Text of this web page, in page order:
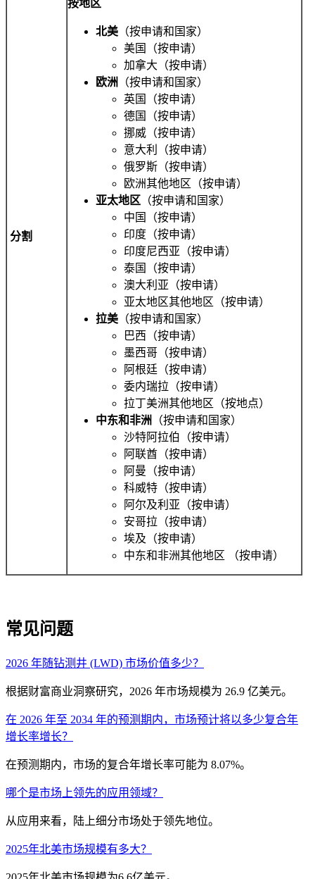
分割
按地区
北美 （按申请和国家）
美国（按申请）
加拿大（按申请）
欧洲
（按申请和国家）
英国（按申请）
德国（按申请）
挪威（按申请）
意大利（按申请）
俄罗斯（按申请）
欧洲其他地区（按申请）
亚太地区 （按申请和国家）
中国（按申请）
印度（按申请）
印度尼西亚（按申请）
泰国（按申请）
澳大利亚（按申请）
亚太地区其他地区（按申请）
拉美 （按申请和国家）
巴西（按申请）
墨西哥（按申请）
阿根廷（按申请）
委内瑞拉（按申请）
拉丁美洲其他地区（按地点）
中东和非洲
（按申请和国家）
沙特阿拉伯（按申请）
阿联酋（按申请）
阿曼（按申请）
科威特（按申请）
阿尔及利亚（按申请）
安哥拉（按申请）
埃及（按申请）
中东和非洲其他地区
（按申请）
常见问题
2026 年随钻测井 (LWD) 市场价值多少？
根据财富商业洞察研究，2026 年市场规模为 26.9 亿美元。
在 2026 年至 2034 年的预测期内，市场预计将以多少复合年
增长率增长？
在预测期内，市场的复合年增长率可能为 8.07%。
哪个是市场上领先的应用领域？
从应用来看，陆上细分市场处于领先地位。
2025年北美市场规模有多大？